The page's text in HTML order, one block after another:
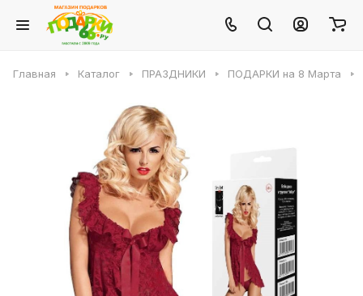
Главная Каталог ПРАЗДНИКИ ПОДАРКИ на 8 Марта